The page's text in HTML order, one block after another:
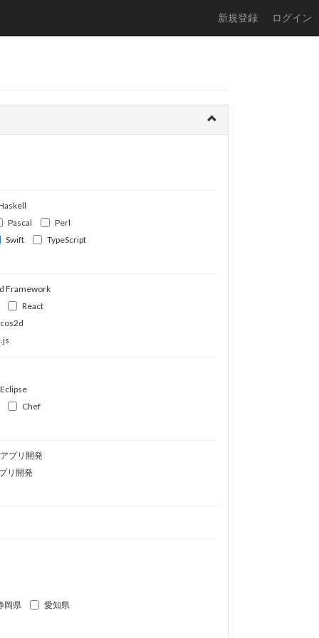
新規登録 ログイン
Pascal
Perl
Swift
TypeScript
Framework
React
Eclipse
Chef
プリ開発
リ開発
岡県
愛知県